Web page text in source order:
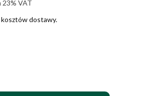
23% VAT
23% VAT
dostawy.